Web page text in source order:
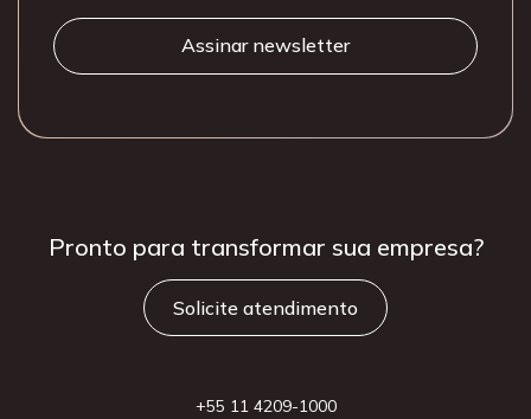
Pronto para transformar sua empresa?
Solicite atendimento
+55 11 4209-1000